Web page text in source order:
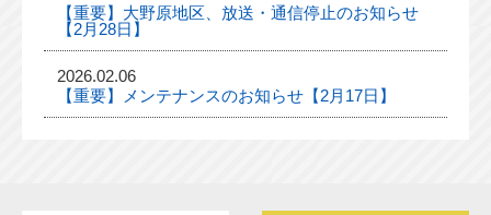
【重要】大野原地区、放送・通信停止のお知らせ
【2月28日】
2026.02.06
【重要】メンテナンスのお知らせ【2月17日】